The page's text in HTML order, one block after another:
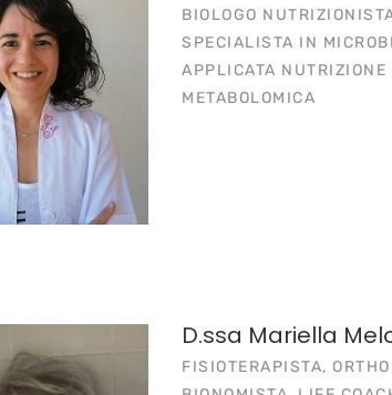
BIOLOGO
SPECIALISTA IN
APPLICATA NUTRIZIONE
METABOLOMICA
D.ssa Mariella
FISIOTERAPISTA,